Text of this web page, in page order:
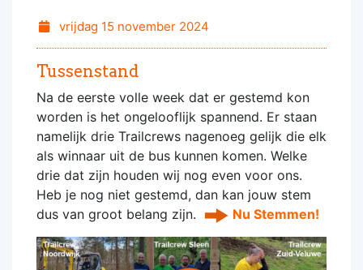
vrijdag 15 november 2024
Tussenstand
Na de eerste volle week dat er gestemd kon
worden is het ongelooflijk spannend. Er staan
namelijk drie Trailcrews nagenoeg gelijk die elk
als winnaar uit de bus kunnen komen. Welke
drie dat zijn houden wij nog even voor ons.
Heb je nog niet gestemd, dan kan jouw stem
dus van groot belang zijn.
Nu Stemmen!